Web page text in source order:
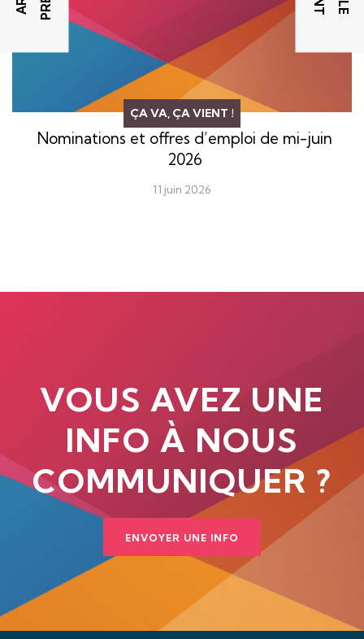
ÇA VA, ÇA VIENT !
Nominations et offres d’emploi de mi-juin
2026
11 juin 2026
VOUS AVEZ UNE
INFO À NOUS
COMMUNIQUER ?
ENVOYER UNE INFO